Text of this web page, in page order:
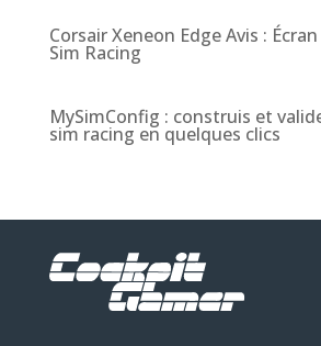
Corsair Xeneon Edge Avis :
Sim Racing
MySimConfig : construis et
sim racing en quelques clics